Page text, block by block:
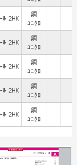
ﾙ 2HK
鋼
ﾕﾆｸﾛ
ﾙ 2HK
鋼
ﾕﾆｸﾛ
ﾙ 2HK
鋼
ﾕﾆｸﾛ
ﾙ 2HK
鋼
ﾕﾆｸﾛ
ﾙ 2HK
鋼
ﾕﾆｸﾛ